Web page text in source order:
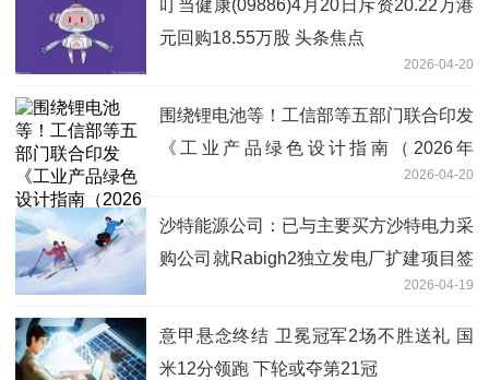
叮当健康(09886)4月20日斥资20.22万港
元回购18.55万股 头条焦点
2026-04-20
围绕锂电池等！工信部等五部门联合印发
《工业产品绿色设计指南（2026年
2026-04-20
沙特能源公司：已与主要买方沙特电力采
购公司就Rabigh2独立发电厂扩建项目签
2026-04-19
意甲悬念终结 卫冕冠军2场不胜送礼 国
米12分领跑 下轮或夺第21冠